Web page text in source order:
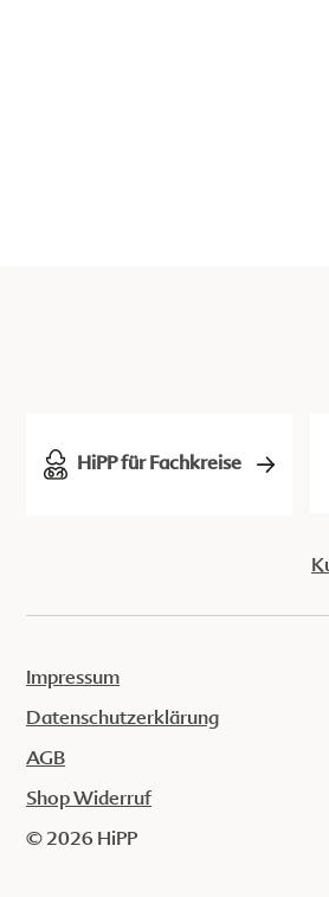
HiPP für Fachkreise
Impressum
Datenschutzerklärung
AGB
Shop Widerruf
© 2026 HiPP